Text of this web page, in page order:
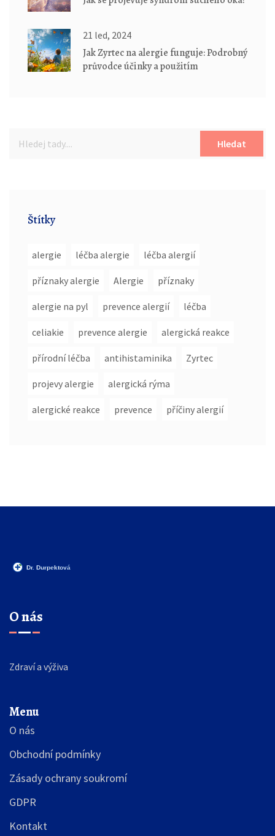
21 led, 2024
Jak Zyrtec na alergie funguje: Podrobný
průvodce účinky a použitím
Hledat
Štítky
alergie léčba alergie léčba alergií
příznaky alergie Alergie příznaky
alergie na pyl prevence alergií léčba
celiakie prevence alergie alergická reakce
přírodní léčba antihistaminika Zyrtec
projevy alergie alergická rýma
alergické reakce prevence příčiny alergií
O nás
Zdraví a výživa
Menu
O nás
Obchodní podmínky
Zásady ochrany soukromí
GDPR
Kontakt